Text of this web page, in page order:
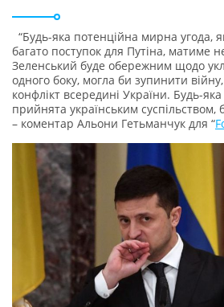
“Будь-яка потенційна мирна угода,
багато поступок для Путіна, матиме
Зеленський буде обережним щодо
одного боку, могла би зупинити
конфлікт всередині України. Будь-
прийнята українським суспільством,
– коментар Альони Гетьманчук для “